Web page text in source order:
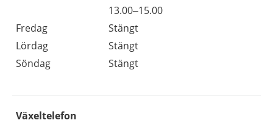
13.00–15.00
Fredag
Stängt
Lördag
Stängt
Söndag
Stängt
Växeltelefon